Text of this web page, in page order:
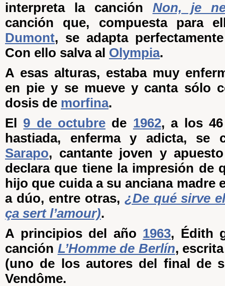
interpreta la canción Non, je
canción que, compuesta para
Dumont, se adapta
Con ello salva al Olympia.
A esas alturas, estaba muy
en pie y se mueve y canta sólo
dosis de morfina.
El 9 de octubre de 1962, a los
hastiada, enferma y adicta, se
Sarapo, cantante joven y
declara que tiene la impresión de
hijo que cuida a su anciana madre
a dúo, entre otras, ¿De qué sirve
ça sert l’amour).
A principios del año 1963, Édith
canción L’Homme de Berlín,
(uno de los autores del final de
Vendôme.